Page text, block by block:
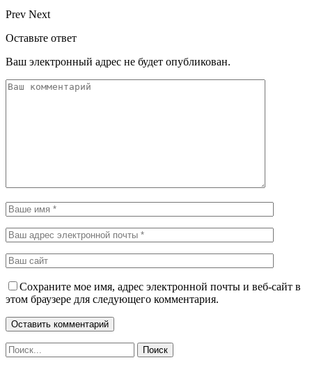
Prev Next
Оставьте ответ
Ваш электронный адрес не будет опубликован.
Сохраните мое имя, адрес электронной почты и веб-сайт в
этом браузере для следующего комментария.